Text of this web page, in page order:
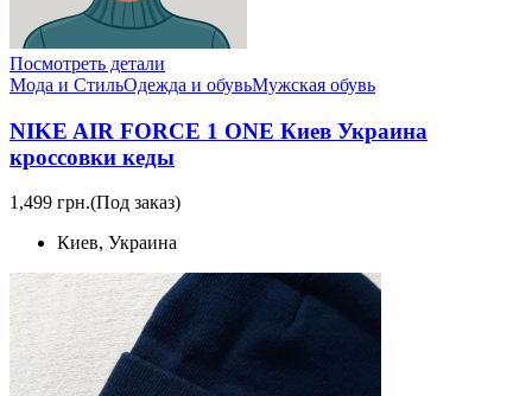
Посмотреть детали
Мода и СтильОдежда и обувьМужская обувь
NIKE AIR FORCE 1 ONE Киев Украина
кроссовки кеды
1,499 грн.(Под заказ)
Киев, Украина